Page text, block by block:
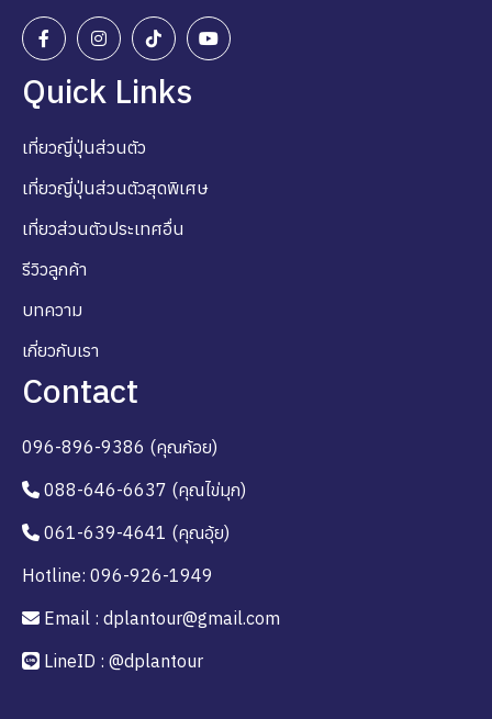
Quick Links
เที่ยวญี่ปุ่นส่วนตัว
เที่ยวญี่ปุ่นส่วนตัวสุดพิเศษ
เที่ยวส่วนตัวประเทศอื่น
รีวิวลูกค้า
บทความ
เกี่ยวกับเรา
Contact
096-896-9386 (คุณก้อย)
088-646-6637 (คุณไข่มุก)
061-639-4641 (คุณอุ้ย)
Hotline: 096-926-1949
Email : dplantour@gmail.com
LineID : @dplantour